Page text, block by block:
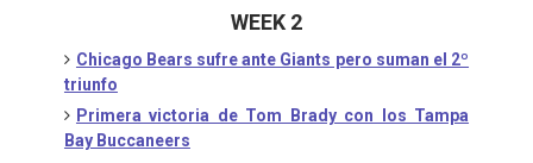
WEEK 2
Chicago Bears sufre ante Giants pero suman el 2º
triunfo
Primera victoria de Tom Brady con los Tampa
Bay Buccaneers